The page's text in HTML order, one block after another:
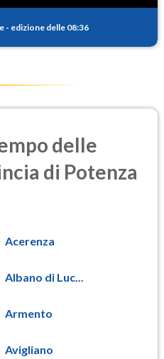
- edizione delle 08:36
delle
di Potenza
Acerenza
Albano di Luc...
Armento
Avigliano